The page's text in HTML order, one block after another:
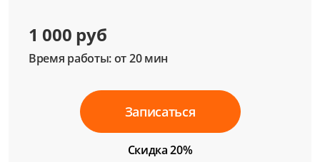
1 000 руб
Время работы: от 20 мин
Записаться
Скидка 20%